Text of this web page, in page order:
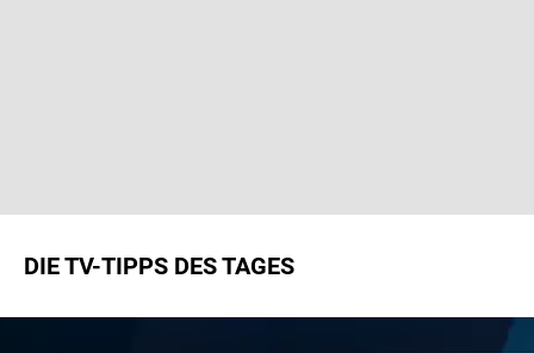
DIE TV-TIPPS DES TAGES